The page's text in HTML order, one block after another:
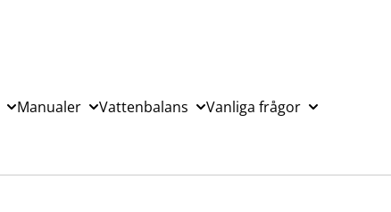
Manualer Vattenbalans Vanliga frågor